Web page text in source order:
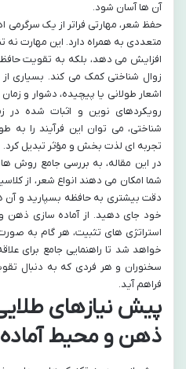
آن ها آسان شود.
حفظ شعر، مهارتی فراتر از یک سرگرمی
متعددی به همراه دارد. این مهارت نه
افزایش می دهد، بلکه به تقویت
زوال شناختی کمک می کند. بسیاری
اشعار طولانی یا پیچیده، دشوار و زمان
رویکردهای نوین و اثبات شده در
شناختی، می توان این فرآیند را
تجربه ای لذت بخش و مؤثر تبدیل کرد.
در این مقاله، به بررسی جامع روش
شما امکان می دهند انواع شعر، از
دقت بیشتری به حافظه بسپارید و آن
خود جای دهید. از آماده سازی
استراتژی های تثبیت، هر گام به
خواهد شد تا راهنمایی جامع برای
سخنوران و هر فردی که به دنبال
فراهم آید.
پیش نیازهای
ذهن و محیط آماده